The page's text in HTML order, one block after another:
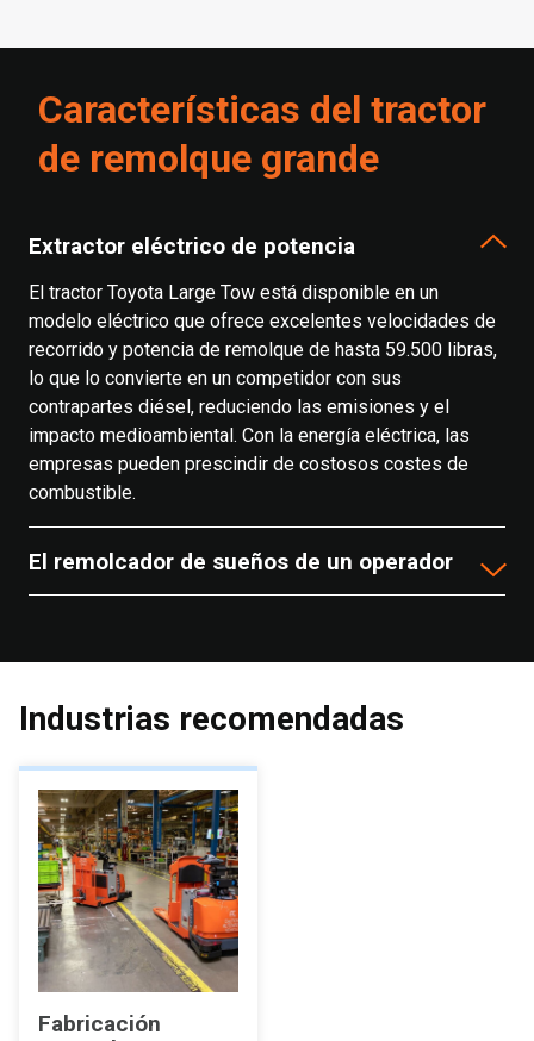
Características del tractor
de remolque grande
Extractor eléctrico de potencia
El tractor Toyota Large Tow está disponible en un
modelo eléctrico que ofrece excelentes velocidades de
recorrido y potencia de remolque de hasta 59.500 libras,
lo que lo convierte en un competidor con sus
contrapartes diésel, reduciendo las emisiones y el
impacto medioambiental. Con la energía eléctrica, las
empresas pueden prescindir de costosos costes de
combustible.
El remolcador de sueños de un operador
Industrias recomendadas
Fabricación